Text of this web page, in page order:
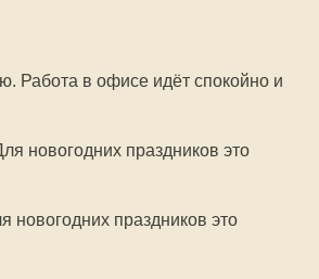
Работа в офисе идёт спокойно и
новогодних праздников это
новогодних праздников это